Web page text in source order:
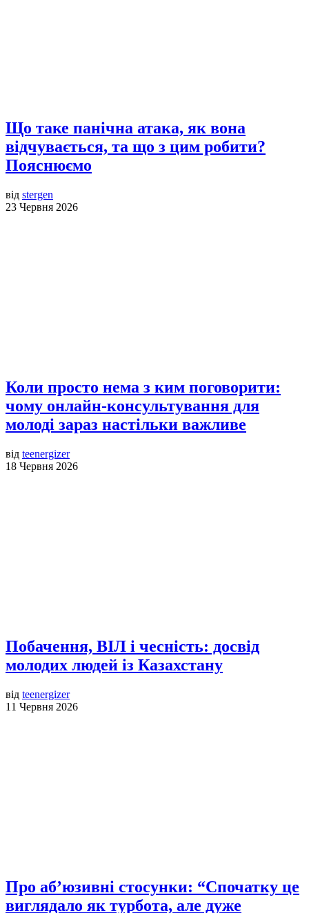
Що таке панічна атака, як вона
відчувається, та що з цим робити?
Пояснюємо
від stergen
23 Червня 2026
Коли просто нема з ким поговорити:
чому онлайн-консультування для
молоді зараз настільки важливе
від teenergizer
18 Червня 2026
Побачення, ВІЛ і чесність: досвід
молодих людей із Казахстану
від teenergizer
11 Червня 2026
Про аб’юзивні стосунки: “Спочатку це
виглядало як турбота, але дуже